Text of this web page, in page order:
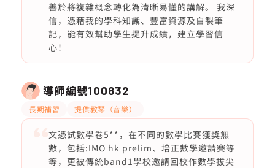
善於將複雜概念轉化為清晰易懂的講解。 我深
信，憑藉我的學科知識、豐富資源及自製筆
記，能有效幫助學生提升成績，建立學習信
心！
導師編號100832
長期補習 提供教琴（音樂）
文憑試數學卷5**，在不同的數學比賽獲獎無
數，包括:IMO hk prelim、培正數學邀請賽等
等，更被傳統band1學校邀請回校作數學拔尖